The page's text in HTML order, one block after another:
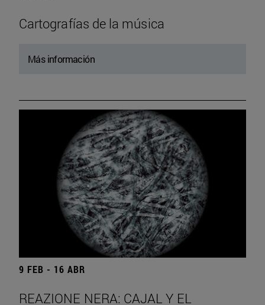
Cartografías de la música
Más información
9 FEB - 16 ABR
REAZIONE NERA: CAJAL Y EL